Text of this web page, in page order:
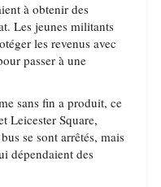
à obtenir des
Les jeunes militants
les revenus avec
passer à une
sans fin a produit, ce
Leicester Square,
se sont arrêtés, mais
dépendaient des